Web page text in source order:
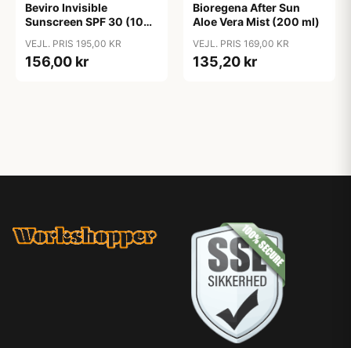
Beviro Invisible
Sunscreen SPF 30 (100
VEJL. PRIS 195,00 KR
156,00 kr
Bioregena After Sun
Aloe Vera Mist (200 ml)
VEJL. PRIS 169,00 KR
135,20 kr